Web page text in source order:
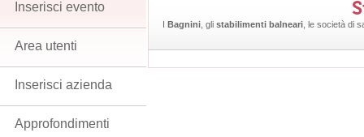
I Bagnini , gli stabilimenti balneari , le società di
Inserisci evento
Area utenti
Inserisci azienda
Approfondimenti